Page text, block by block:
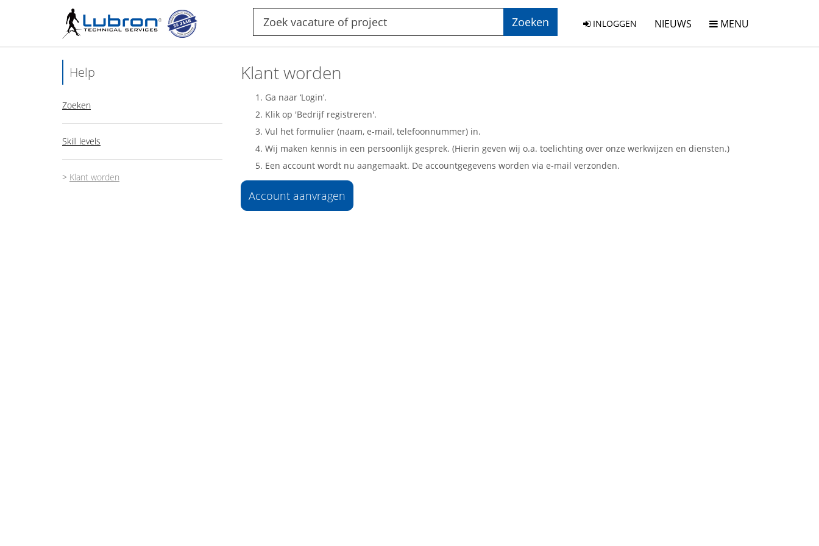
Zoeken INLOGGEN NIEUWS MENU
Help
Zoeken
Skill levels
> Klant worden
Klant worden
Ga naar ‘Login’.
Klik op 'Bedrijf registreren'.
Vul het formulier (naam, e-mail, telefoonnummer) in.
Wij maken kennis in een persoonlijk gesprek. (Hierin geven wij o.a. toelichting over onze werkwijzen en diensten.)
Een account wordt nu aangemaakt. De accountgegevens worden via e-mail verzonden.
Account aanvragen